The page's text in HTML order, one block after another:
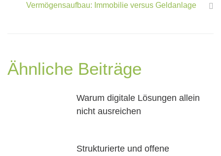
Vermögensaufbau: Immobilie versus Geldanlage
Ähnliche Beiträge
Warum digitale Lösungen allein
nicht ausreichen
Strukturierte und offene